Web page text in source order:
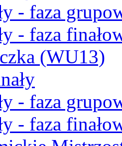
- faza
- faza
(WU13)
- faza
- faza